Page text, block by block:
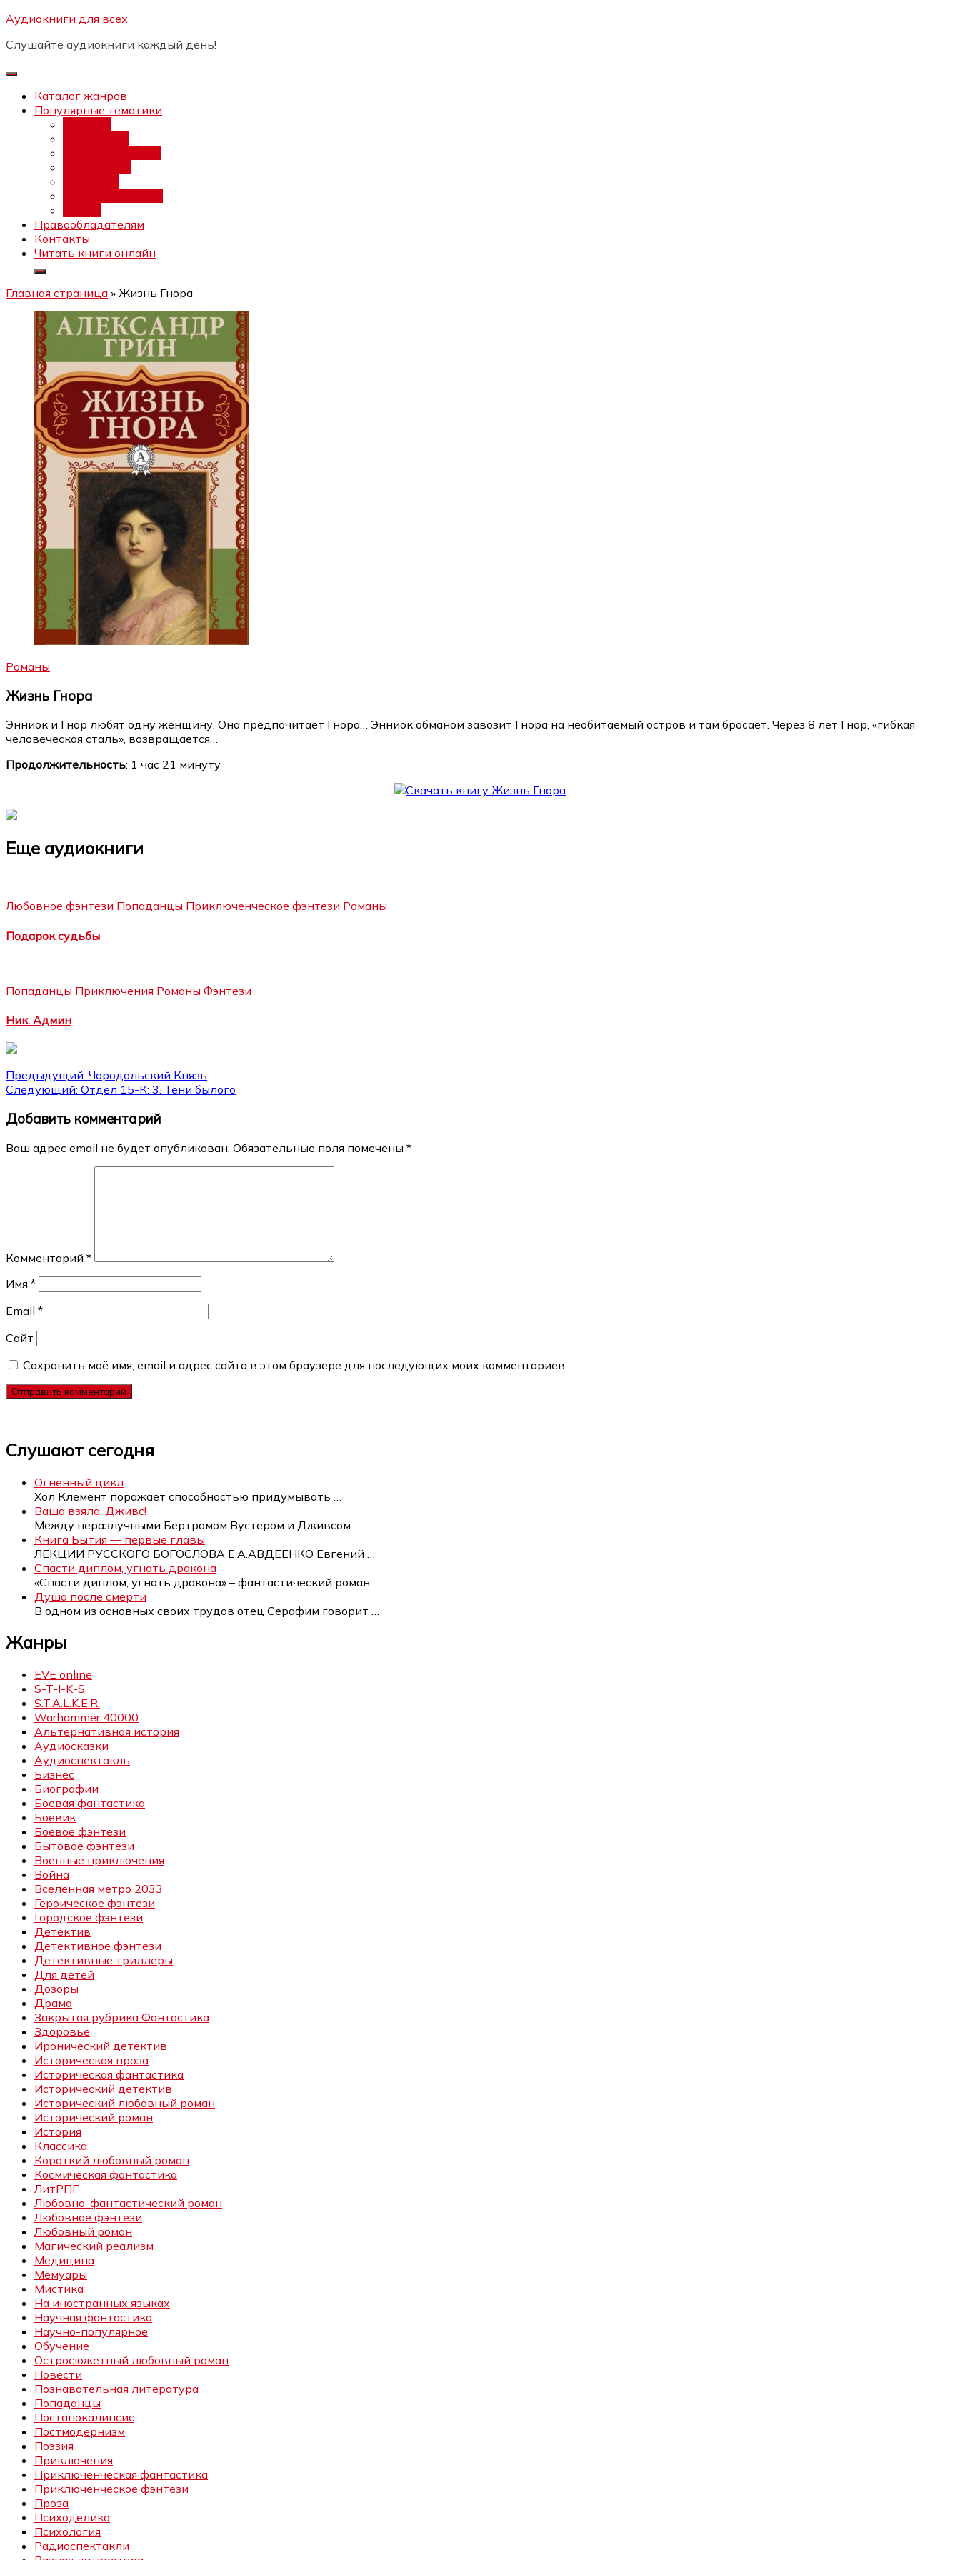
Перейти
содержимому
Аудиокниги для всех
Слушайте аудиокниги каждый день!
Каталог жанров
Популярные тематики
Правообладателям
Контакты
Читать книги онлайн
Главная страница » Жизнь Гнора
Романы
Жизнь Гнора
Энниок и Гнор любят одну женщину. Она предпочитает Гнора… Энниок обманом завозит Гнора на необитаемый остров и там бросает. Через 8 лет Гнор, «гибкая
человеческая сталь», возвращается…
Продолжительность: 1 час 21 минуту
Еще аудиокниги
Любовное фэнтези Попаданцы Приключенческое фэнтези Романы
Подарок судьбы
Попаданцы Приключения Романы Фэнтези
Ник. Админ
Навигация
по
записям
Предыдущий: Чародольский Князь
Следующий: Отдел 15-К: 3. Тени былого
Добавить комментарий
Ваш адрес email не будет опубликован. Обязательные поля помечены *
Комментарий *
Имя *
Email *
Сайт
Сохранить моё имя, email и адрес сайта в этом браузере для последующих моих комментариев.
Слушают сегодня
Огненный цикл
Хол Клемент поражает способностью придумывать
Ваша взяла, Дживс!
Между неразлучными Бертрамом Вустером и Дживсом
Книга Бытия — первые главы
ЛЕКЦИИ РУССКОГО БОГОСЛОВА Е.А.АВДЕЕНКО Евгений
Спасти диплом, угнать дракона
«Спасти диплом, угнать дракона» – фантастический роман
Душа после смерти
В одном из основных своих трудов отец Серафим говорит
Жанры
EVE online
S-T-I-K-S
S.T.A.L.K.E.R.
Warhammer 40000
Альтернативная история
Аудиосказки
Аудиоспектакль
Бизнес
Биографии
Боевая фантастика
Боевик
Боевое фэнтези
Бытовое фэнтези
Военные приключения
Война
Вселенная метро 2033
Героическое фэнтези
Городское фэнтези
Детектив
Детективное фэнтези
Детективные триллеры
Для детей
Дозоры
Драма
Закрытая рубрика Фантастика
Здоровье
Иронический детектив
Историческая проза
Историческая фантастика
Исторический детектив
Исторический любовный роман
Исторический роман
История
Классика
Короткий любовный роман
Космическая фантастика
ЛитРПГ
Любовно-фантастический роман
Любовное фэнтези
Любовный роман
Магический реализм
Медицина
Мемуары
Мистика
На иностранных языках
Научная фантастика
Научно-популярное
Обучение
Остросюжетный любовный роман
Повести
Познавательная литература
Попаданцы
Постапокалипсис
Постмодернизм
Поэзия
Приключения
Приключенческая фантастика
Приключенческое фэнтези
Проза
Психоделика
Психология
Радиоспектакли